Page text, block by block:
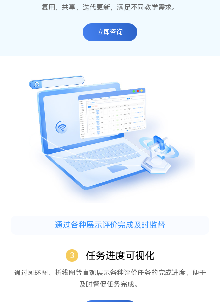
复用、共享、迭代更新，满足不同教学需求。
立即咨询
通过各种展示评价完成及时监督
3 任务进度可视化
通过圆环图、折线图等直观展示各种评价任务的完成进度，便于
及时督促任务完成。